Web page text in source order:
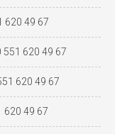
620 49 67
551 620 49 67
620 49 67
620 49 67